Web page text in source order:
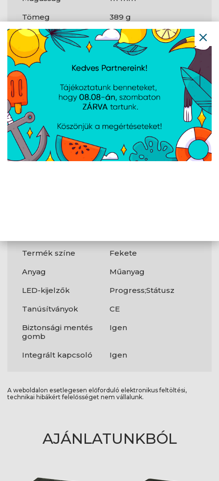
Tömeg
389 g
Csatlakozók
és
csatlakozási
felületek
Host
csatlakozófelület
USB 3.2 Gen 2 (3.1
USB 3.2 Gen 2 (3.1
Gen 2)
csatlakozók
száma
Termék színe
Fekete
Anyag
Műanyag
LED-kijelzők
Progress;Státusz
Tanúsítványok
CE
Biztonsági mentés
gomb
Igen
Integrált kapcsoló Igen
A weboldalon esetlegesen előforduló elektronikus feltöltési,
technikai hibákért felelősséget nem vállalunk.
AJÁNLATUNKBÓL